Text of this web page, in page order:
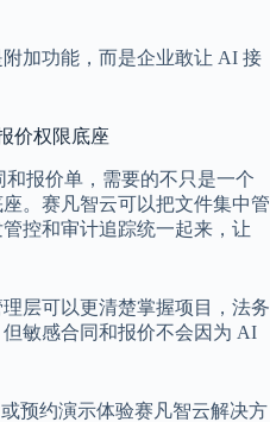
加功能，而是企业敢让 AI 接
价权限底座
报价单，需要的不只是一个
。赛凡智云可以把文件集中管
控和审计追踪统一起来，让
层可以更清楚掌握项目，法务
敏感合同和报价不会因为 AI
预约演示体验赛凡智云解决方